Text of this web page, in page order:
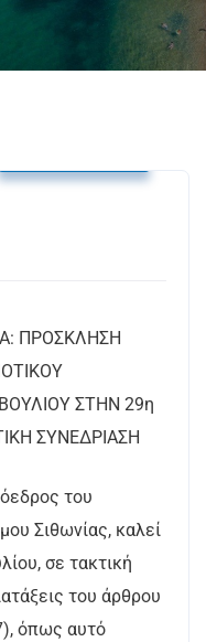
ΠΡΟΣΚΛΗΣΗ
ΣΤΗΝ 29η
ΣΥΝΕΔΡΙΑΣΗ
του
Σιθωνίας, καλεί
σε τακτική
του άρθρου
όπως αυτό